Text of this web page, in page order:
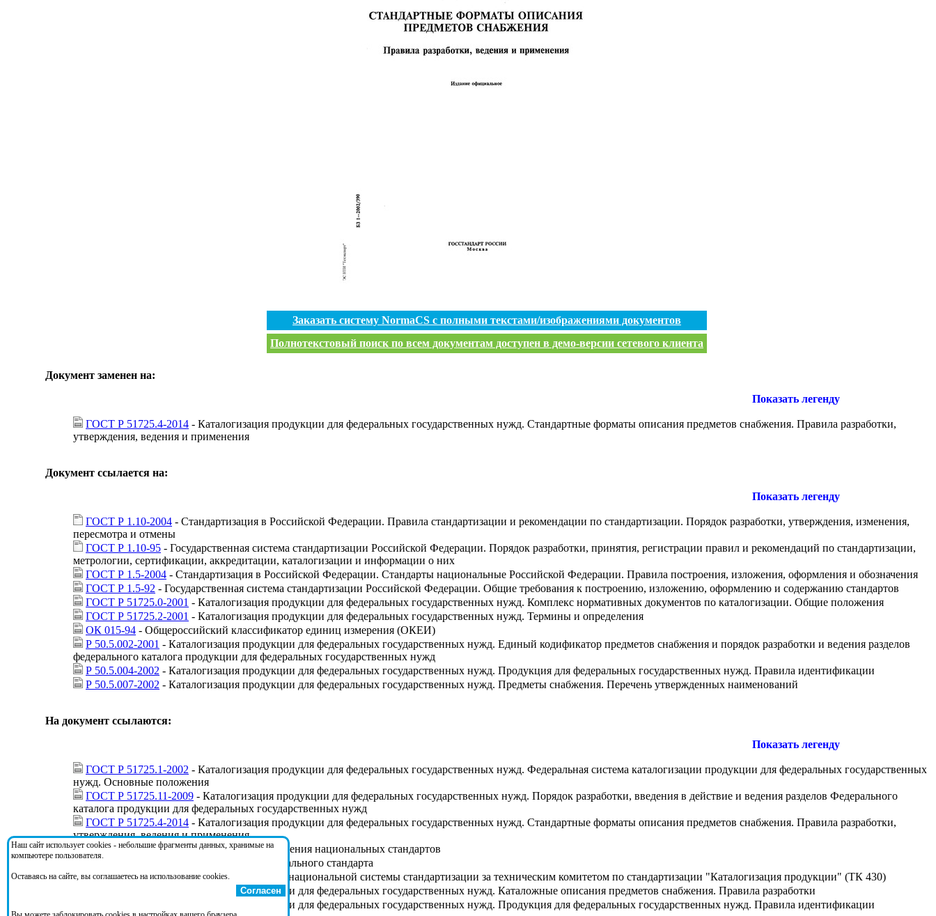
Заказать систему NormaCS с полными текстами/изображениями документов
Полнотекстовый поиск по всем документам доступен в демо-версии сетевого клиента
Документ заменен на:
Показать легенду
ГОСТ Р 51725.4-2014 - Каталогизация продукции для федеральных государственных нужд. Стандартные форматы описания предметов снабжения. Правила разработки,
утверждения, ведения и применения
Документ ссылается на:
Показать легенду
ГОСТ Р 1.10-2004 - Стандартизация в Российской Федерации. Правила стандартизации и рекомендации по стандартизации. Порядок разработки, утверждения, изменения,
пересмотра и отмены
ГОСТ Р 1.10-95 - Государственная система стандартизации Российской Федерации. Порядок разработки, принятия, регистрации правил и рекомендаций по стандартизации,
метрологии, сертификации, аккредитации, каталогизации и информации о них
ГОСТ Р 1.5-2004 - Стандартизация в Российской Федерации. Стандарты национальные Российской Федерации. Правила построения, изложения, оформления и обозначения
ГОСТ Р 1.5-92 - Государственная система стандартизации Российской Федерации. Общие требования к построению, изложению, оформлению и содержанию стандартов
ГОСТ Р 51725.0-2001 - Каталогизация продукции для федеральных государственных нужд. Комплекс нормативных документов по каталогизации. Общие положения
ГОСТ Р 51725.2-2001 - Каталогизация продукции для федеральных государственных нужд. Термины и определения
ОК 015-94 - Общероссийский классификатор единиц измерения (ОКЕИ)
Р 50.5.002-2001 - Каталогизация продукции для федеральных государственных нужд. Единый кодификатор предметов снабжения и порядок разработки и ведения разделов
федерального каталога продукции для федеральных государственных нужд
Р 50.5.004-2002 - Каталогизация продукции для федеральных государственных нужд. Продукция для федеральных государственных нужд. Правила идентификации
Р 50.5.007-2002 - Каталогизация продукции для федеральных государственных нужд. Предметы снабжения. Перечень утвержденных наименований
На документ ссылаются:
Показать легенду
ГОСТ Р 51725.1-2002 - Каталогизация продукции для федеральных государственных нужд. Федеральная система каталогизации продукции для федеральных государственных
нужд. Основные положения
ГОСТ Р 51725.11-2009 - Каталогизация продукции для федеральных государственных нужд. Порядок разработки, введения в действие и ведения разделов Федерального
каталога продукции для федеральных государственных нужд
ГОСТ Р 51725.4-2014 - Каталогизация продукции для федеральных государственных нужд. Стандартные форматы описания предметов снабжения. Правила разработки,
утверждения, ведения и применения
Приказ 100-ст- О восстановлении применения национальных стандартов
- Об утверждении национального стандарта
Приказ 1849- О закреплении документов национальной системы стандартизации за техническим комитетом по стандартизации "Каталогизация продукции" (ТК 430)
- Каталогизация продукции для федеральных государственных нужд. Каталожные описания предметов снабжения. Правила разработки
- Каталогизация продукции для федеральных государственных нужд. Продукция для федеральных государственных нужд. Правила идентификации
Наш сайт использует cookies - небольшие фрагменты данных, хранимые на
компьютере пользователя.
Оставаясь на сайте, вы соглашаетесь на использование cookies.
Согласен